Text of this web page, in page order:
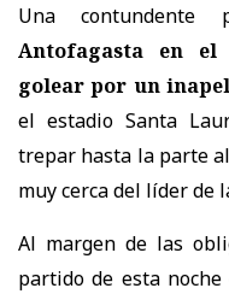
Una contundente
Antofagasta en
golear por un
el estadio Santa
trepar hasta la parte
muy cerca del líder de
Al margen de las
partido de esta